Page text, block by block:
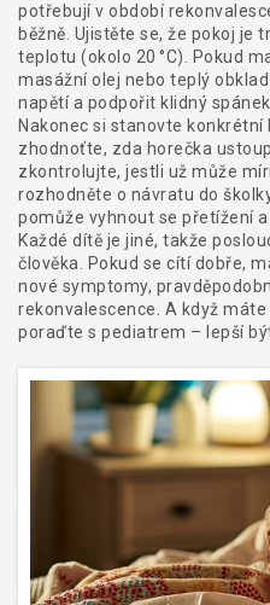
potřebují v období
běžně. Ujistěte se, že pokoj je
teplotu (okolo 20 °C). Pokud
masážní olej nebo teplý
napětí a podpořit klidný spánek.
Nakonec si stanovte
zhodnoťte, zda horečka
zkontrolujte, jestli už může
rozhodněte o návratu do
pomůže vyhnout se přetížení
Každé dítě je jiné, takže
člověka. Pokud se cítí dobře,
nové symptomy,
rekonvalescence. A když
poraďte s pediatrem – lepší